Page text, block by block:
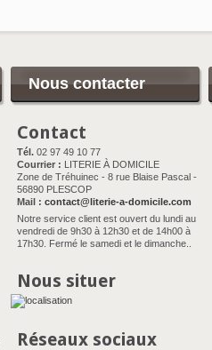
Nous contacter
Contact
Tél. 02 97 49 10 77
Courrier : LITERIE À DOMICILE
Zone de Tréhuinec - 8 rue Blaise Pascal -
56890 PLESCOP
Mail : contact@literie-a-domicile.com
Notre service client est ouvert du lundi au
vendredi de 9h30 à 12h30 et de 14h00 à
17h30. Fermé le samedi et le dimanche..
Nous situer
Réseaux sociaux